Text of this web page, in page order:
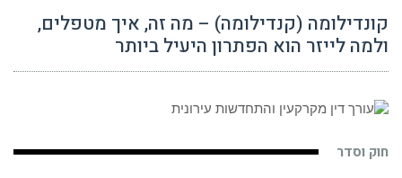
קונדילומה (קנדילומה) – מה זה, איך מטפלים,
ולמה לייזר הוא הפתרון היעיל ביותר
חוק וסדר